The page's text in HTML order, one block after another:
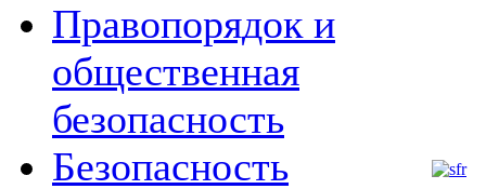
Правопорядок и
общественная
безопасность
Безопасность